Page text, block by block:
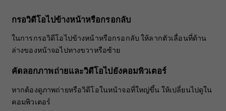
กรอวิดีโอไปข้างหน้าหรือกรอกลับ
ในการกรอวิดีโอไปข้างหน้าหรือกรอกลับ ให้ลากตัวเลื่อนที่ด้าน
ล่างของหน้าจอไปทางขวาหรือซ้าย
คัดลอกภาพถ่ายและวิดีโอไปยังคอมพิวเตอร์
หากต้องดูภาพถ่ายหรือวิดีโอในหน้าจอที่ใหญ่ขึ้น ให้เปลี่ยนไปดูใน
คอมพิวเตอร์